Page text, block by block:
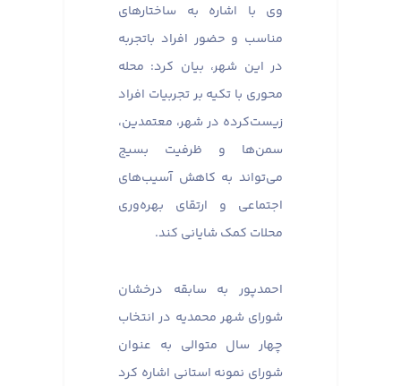
وی با اشاره به ساختارهای
مناسب و حضور افراد باتجربه
در این شهر، بیان کرد: محله
محوری با تکیه بر تجربیات افراد
زیست‌کرده در شهر، معتمدین،
سمن‌ها و ظرفیت بسیج
می‌تواند به کاهش آسیب‌های
اجتماعی و ارتقای بهره‌وری
محلات کمک شایانی کند.
احمدپور به سابقه درخشان
شورای شهر محمدیه در انتخاب
چهار سال متوالی به عنوان
شورای نمونه استانی اشاره کرد